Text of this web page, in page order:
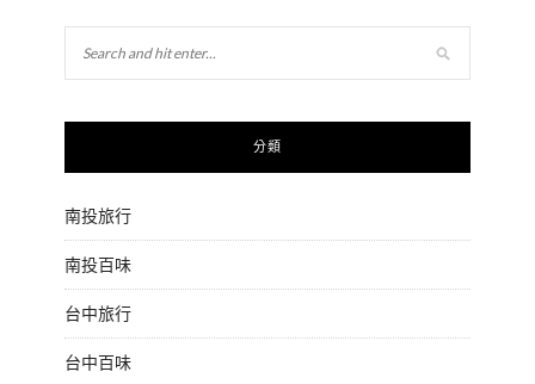
分類
南投旅行
南投百味
台中旅行
台中百味